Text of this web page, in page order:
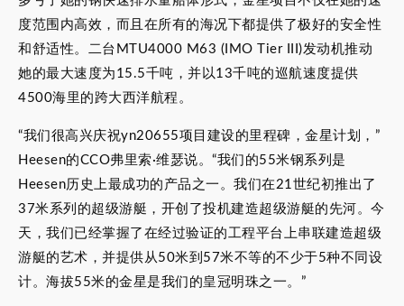
度范围内高效，而且在所有的海况下都提供了极好的安全性
和舒适性。二台MTU4000 M63 (IMO Tier III)发动机推动
她的最大速度为15.5千吨，并以13千吨的巡航速度提供
4500海里的跨大西洋航程。
“我们很高兴庆祝yn20655项目建设的里程碑，金星计划，”
Heesen的CCO弗里索·维瑟说。“我们的55米钢系列是
Heesen历史上最成功的产品之一。我们在21世纪初推出了
37米系列的超级游艇，开创了投机建造超级游艇的先河。今
天，我们已经掌握了在经过验证的工程平台上串联建造超级
游艇的艺术，并提供从50米到57米不等的不少于5种不同设
计。海拔55米的金星是我们的皇冠明珠之一。”